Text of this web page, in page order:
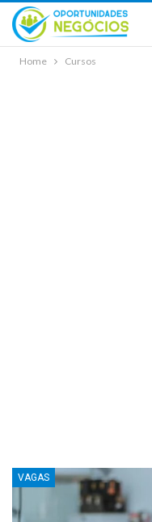
Home Cursos
VAGAS